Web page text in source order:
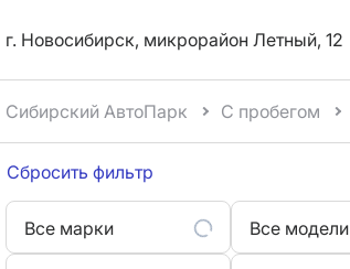
г. Новосибирск, микрорайон Летный, 12
Сибирский АвтоПарк С пробегом
Сбросить фильтр
Все марки Все модели